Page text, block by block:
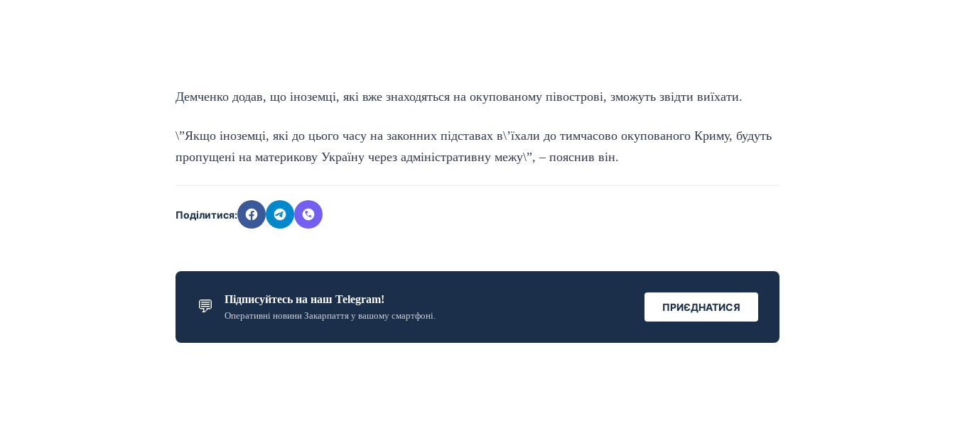
Демченко додав, що іноземці, які вже знаходяться на окупованому півострові, зможуть звідти виїхати.
\”Якщо іноземці, які до цього часу на законних підставах в\’їхали до тимчасово окупованого Криму, будуть
пропущені на материкову Україну через адміністративну межу\”, – пояснив він.
Поділитися:
💬 Підписуйтесь на наш Telegram!
Оперативні новини Закарпаття у вашому смартфоні.
ПРИЄДНАТИСЯ